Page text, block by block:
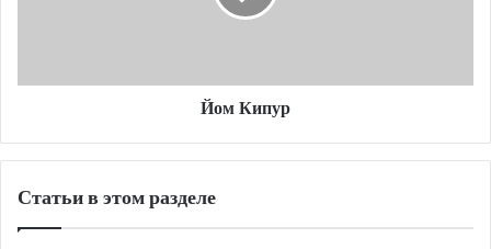
Йом Кипур
Статьи в этом разделе